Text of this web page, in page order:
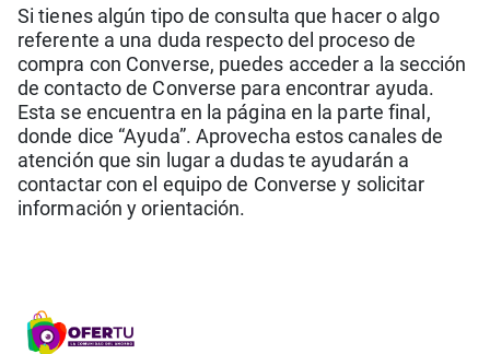
Si tienes algún tipo de consulta que hacer o algo
referente a una duda respecto del proceso de
compra con Converse, puedes acceder a la sección
de contacto de Converse para encontrar ayuda.
Esta se encuentra en la página en la parte final,
donde dice “Ayuda”. Aprovecha estos canales de
atención que sin lugar a dudas te ayudarán a
contactar con el equipo de Converse y solicitar
información y orientación.